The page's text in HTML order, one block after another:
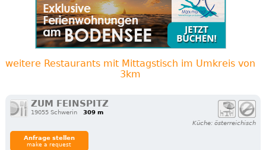
weitere Restaurants mit Mittagstisch im Umkreis von
3km
ZUM FEINSPITZ
19055 Schwerin
309 m
Küche: österreichisch
Anfrage stellen
make a request